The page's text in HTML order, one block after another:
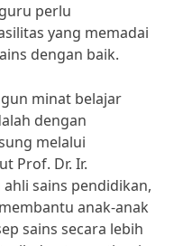
perlu
yang memadai
dengan baik.
minat belajar
dengan
melalui
Prof. Dr. Ir.
sains pendidikan,
anak-anak
sains secara lebih